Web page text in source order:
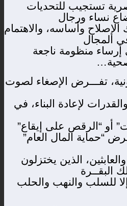
تستجيب للتحديات
نساء ورجال
الإصلاح وأساسه، والاهتمام
المجال
منظومة ناجعة
تفـــرض الإصغاء لصوت
لإعادة البناء، في
أو “الرقص على إيقاع”
“حماية المال العام”
الذين يختزلون
البقــرة
للسلب والنهب والحلب